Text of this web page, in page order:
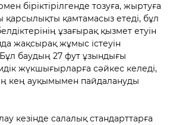
біріктірілгенде тозуға, жыртуға
қамтамасыз етеді, бұл
ұзағырақ қызмет етуін
жақсырақ жұмыс істеуін
баудың 27 фут ұзындығы
жүкшығырларға сәйкес келеді,
кең ауқымымен пайдалануды
кезінде салалық стандарттарға